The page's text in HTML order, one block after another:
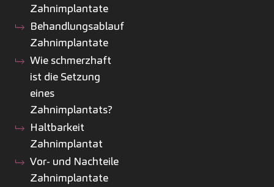
Zahnimplantate
Behandlungsablauf
Zahnimplantate
Wie schmerzhaft
ist die Setzung
eines
Zahnimplantats?
Haltbarkeit
Zahnimplantat
Vor- und Nachteile
Zahnimplantate